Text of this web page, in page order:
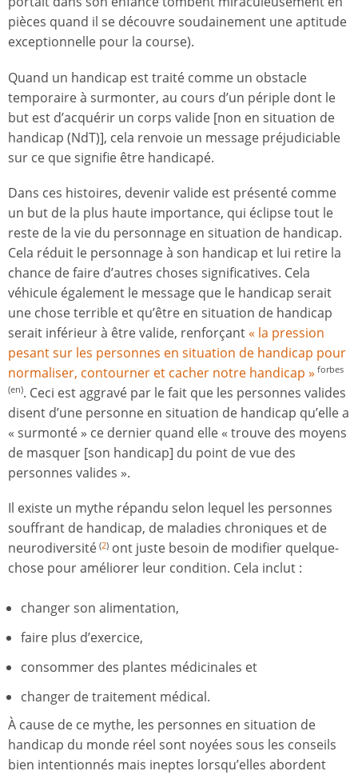
pièces quand il se découvre soudainement une aptitude
exceptionnelle pour la course).
Quand un handicap est traité comme un obstacle
temporaire à surmonter, au cours d’un périple dont le
but est d’acquérir un corps valide [non en situation de
handicap (NdT)], cela renvoie un message préjudiciable
sur ce que signifie être handicapé.
Dans ces histoires, devenir valide est présenté comme
un but de la plus haute importance, qui éclipse tout le
reste de la vie du personnage en situation de handicap.
Cela réduit le personnage à son handicap et lui retire la
chance de faire d’autres choses significatives. Cela
véhicule également le message que le handicap serait
une chose terrible et qu’être en situation de handicap
serait inférieur à être valide, renforçant« la pression
pesant sur les personnes en situation de handicap pour
normaliser, contourner et cacher notre handicap » forbes
(en). Ceci est aggravé par le fait que les personnes valides
disent d’une personne en situation de handicap qu’elle a
« surmonté » ce dernier quand elle « trouve des moyens
de masquer [son handicap] du point de vue des
personnes valides ».
Il existe un mythe répandu selon lequel les personnes
souffrant de handicap, de maladies chroniques et de
neurodiversité (2) ont juste besoin de modifier quelque-
chose pour améliorer leur condition. Cela inclut :
changer son alimentation,
faire plus d’exercice,
consommer des plantes médicinales et
changer de traitement médical.
À cause de ce mythe, les personnes en situation de
handicap du monde réel sont noyées sous les conseils
bien intentionnés mais ineptes lorsqu’elles abordent